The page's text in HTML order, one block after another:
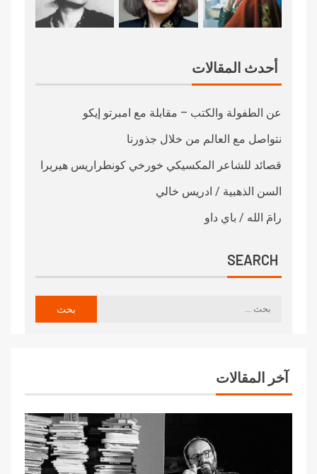
أحدث المقالات
عن الطفولة والكتب – مقابلة مع امبرتو إيكو
نتواصل مع العالم من خلال جذورنا
قصائد للشاعر المكسيكي خورخي كونطراريس هيريرا
السن الذهبية / ادريس خالي
رامَ الله / باي داو
SEARCH
آخر المقالات